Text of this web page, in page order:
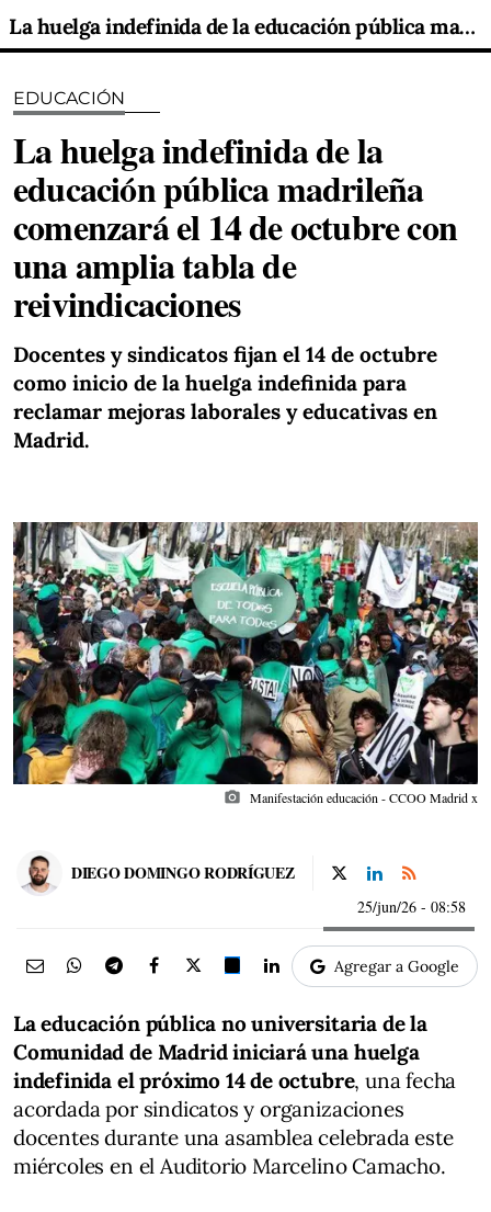
La huelga indefinida de la educación pública madrileña comenzará el 14 de octubre con una amplia tabla de reivindicaciones
EDUCACIÓN
La huelga indefinida de la
educación pública madrileña
comenzará el 14 de octubre con
una amplia tabla de
reivindicaciones
Docentes y sindicatos fijan el 14 de octubre
como inicio de la huelga indefinida para
reclamar mejoras laborales y educativas en
Madrid.
photo_camera Manifestación educación - CCOO Madrid x
DIEGO DOMINGO RODRÍGUEZ
25/jun/26 - 08:58
Agregar a Google
La educación pública no universitaria de la
Comunidad de Madrid iniciará una huelga
indefinida el próximo 14 de octubre, una fecha
acordada por sindicatos y organizaciones
docentes durante una asamblea celebrada este
miércoles en el Auditorio Marcelino Camacho.